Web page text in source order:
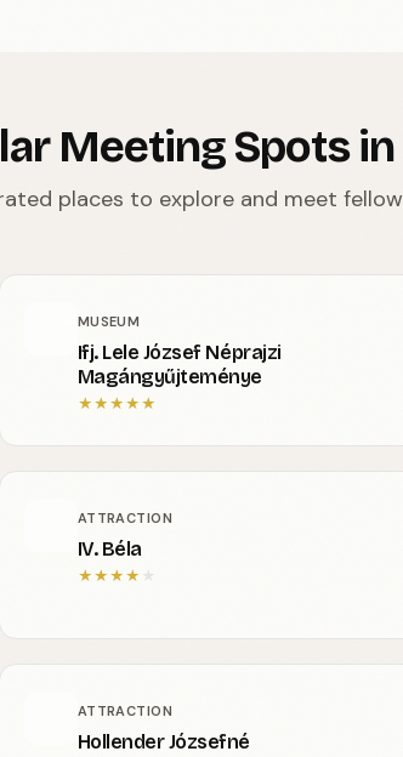
Meeting Spots in
places to explore and meet
MUSEUM
Ifj. Lele József Néprajzi
Magángyűjteménye
★★★★★
ATTRACTION
IV. Béla
★★★★ ★
ATTRACTION
Hollender Józsefné